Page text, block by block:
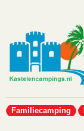
Familiecamping